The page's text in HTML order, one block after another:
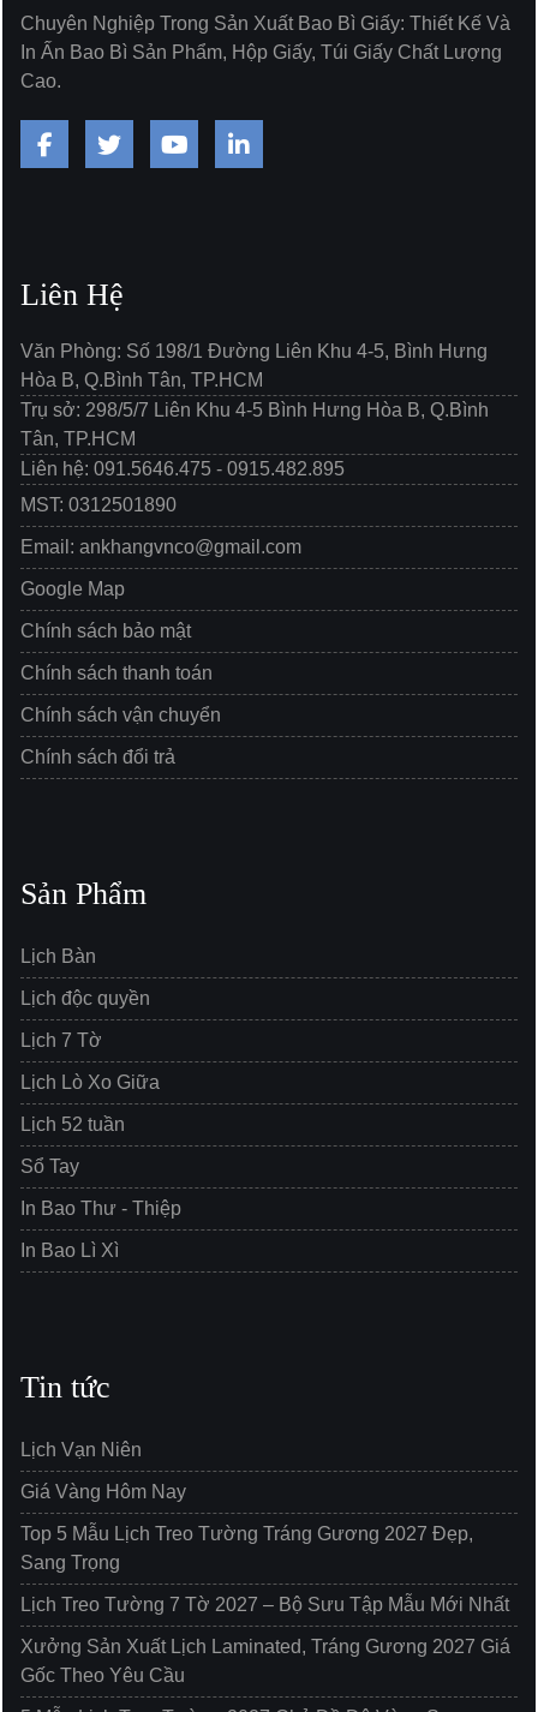
Chuyên Nghiệp Trong Sản Xuất Bao Bì Giấy: Thiết Kế Và
In Ấn Bao Bì Sản Phẩm, Hộp Giấy, Túi Giấy Chất Lượng
Cao.
Liên Hệ
Văn Phòng: Số 198/1 Đường Liên Khu 4-5, Bình Hưng
Hòa B, Q.Bình Tân, TP.HCM
Trụ sở: 298/5/7 Liên Khu 4-5 Bình Hưng Hòa B, Q.Bình
Tân, TP.HCM
Liên hệ: 091.5646.475 - 0915.482.895
MST: 0312501890
Email: ankhangvnco@gmail.com
Google Map
Chính sách bảo mật
Chính sách thanh toán
Chính sách vận chuyển
Chính sách đổi trả
Sản Phẩm
Lịch Bàn
Lịch độc quyền
Lịch 7 Tờ
Lịch Lò Xo Giữa
Lịch 52 tuần
Sổ Tay
In Bao Thư - Thiệp
In Bao Lì Xì
Tin tức
Lịch Vạn Niên
Giá Vàng Hôm Nay
Top 5 Mẫu Lịch Treo Tường Tráng Gương 2027 Đẹp,
Sang Trọng
Lịch Treo Tường 7 Tờ 2027 – Bộ Sưu Tập Mẫu Mới Nhất
Xưởng Sản Xuất Lịch Laminated, Tráng Gương 2027 Giá
Gốc Theo Yêu Cầu